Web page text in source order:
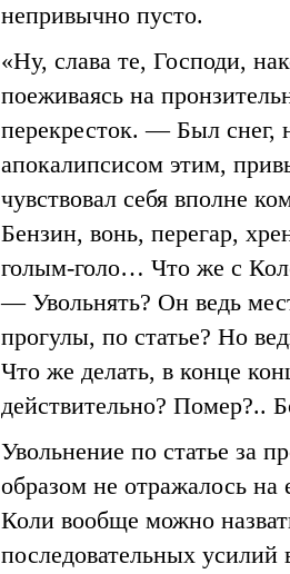
непривычно пусто.
«Ну, слава те, Господи,
поеживаясь на
перекресток. — Был снег,
апокалипсисом этим,
чувствовал себя вполне
Бензин, вонь, перегар,
голым-голо… Что же с
— Увольнять? Он ведь
прогулы, по статье? Но
Что же делать, в конце
действительно? Помер?..
Увольнение по статье за
образом не отражалось на
Коли вообще можно
последовательных усилий